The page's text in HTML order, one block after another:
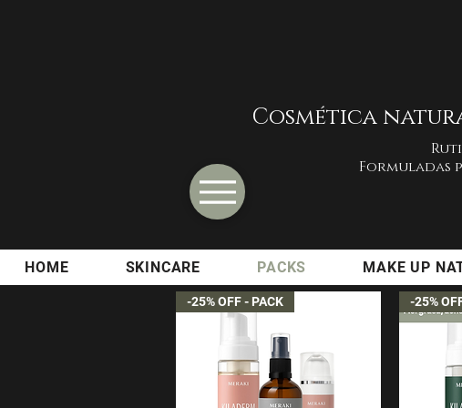
Cosmética
Formuladas
HOME SKINCARE PACKS MAKE UP
-25% OFF - PACK -25%